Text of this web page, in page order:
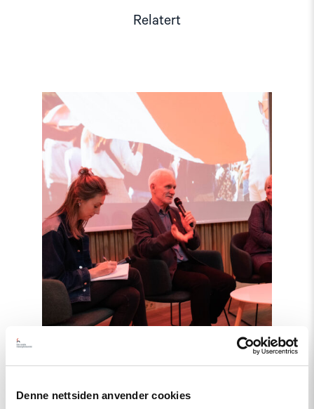
Denne nettsiden anvender cookies
Relatert
"Kampen
for
et
Belarus
fortsetter"